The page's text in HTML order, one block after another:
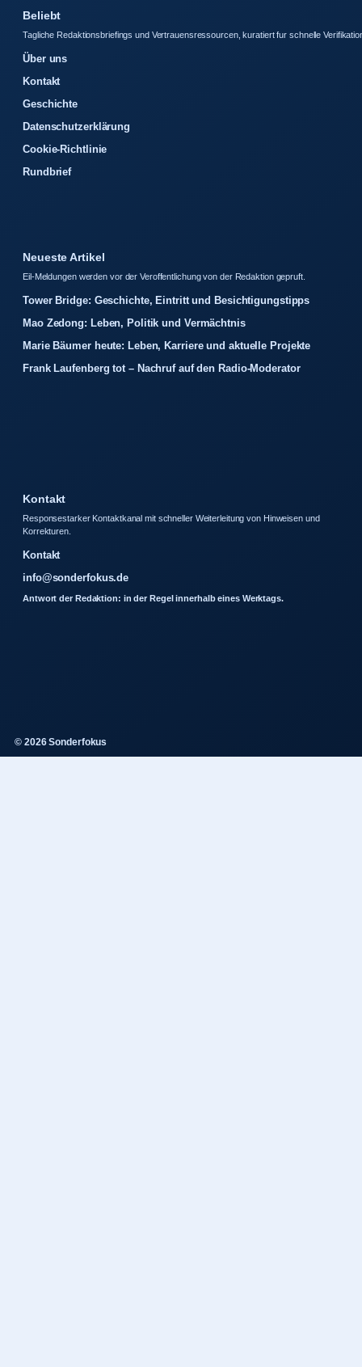
Beliebt
Tagliche Redaktionsbriefings und Vertrauensressourcen, kuratiert fur schnelle
Über uns
Kontakt
Geschichte
Datenschutzerklärung
Cookie-Richtlinie
Rundbrief
Neueste Artikel
Eil-Meldungen werden vor der Veroffentlichung von der Redaktion gepruft.
Tower Bridge: Geschichte, Eintritt und Besichtigungstipps
Mao Zedong: Leben, Politik und Vermächtnis
Marie Bäumer heute: Leben, Karriere und aktuelle Projekte
Frank Laufenberg tot – Nachruf auf den Radio-Moderator
Kontakt
Responsestarker Kontaktkanal mit schneller Weiterleitung von Hinweisen und
Korrekturen.
Kontakt
info@sonderfokus.de
Antwort der Redaktion: in der Regel innerhalb eines Werktags.
© 2026 Sonderfokus